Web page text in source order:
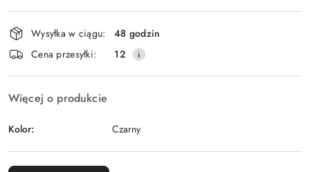
Wyślij
Dostępność
i
dostawa
Wysyłka w ciągu:
48 godzin
Cena przesyłki:
12
Więcej o produkcie
Kolor: Czarny